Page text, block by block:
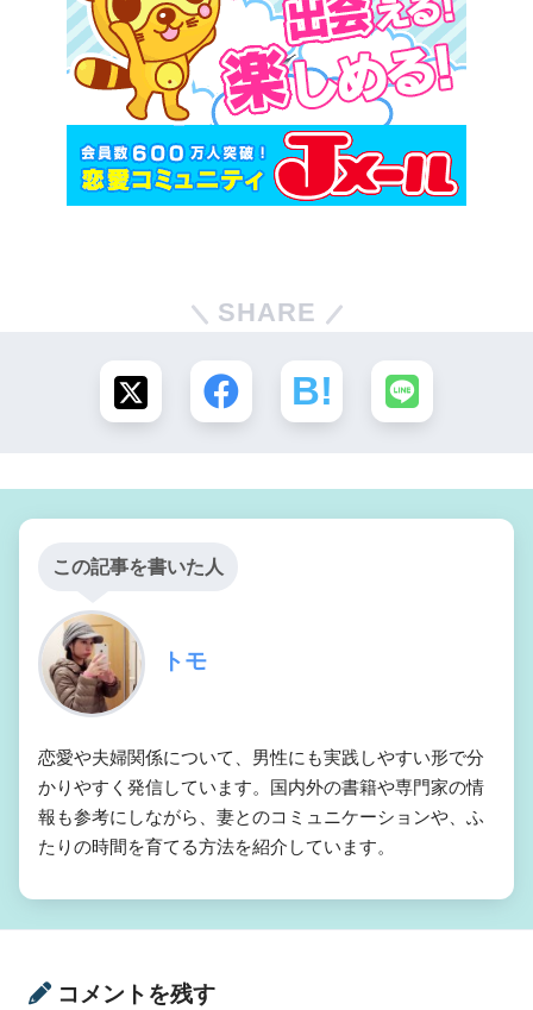
SHARE
この記事を書いた人
トモ
恋愛や夫婦関係について、男性にも実践しやすい形で分
かりやすく発信しています。国内外の書籍や専門家の情
報も参考にしながら、妻とのコミュニケーションや、ふ
たりの時間を育てる方法を紹介しています。
コメントを残す